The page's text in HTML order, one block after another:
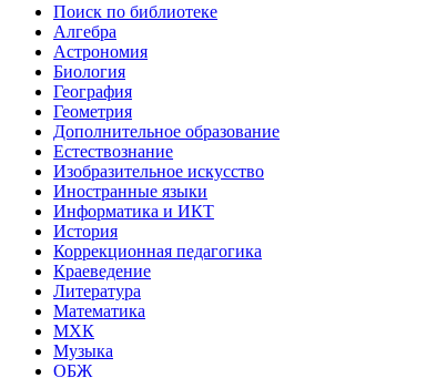
Поиск по библиотеке
Алгебра
Астрономия
Биология
География
Геометрия
Дополнительное образование
Естествознание
Изобразительное искусство
Иностранные языки
Информатика и ИКТ
История
Коррекционная педагогика
Краеведение
Литература
Математика
МХК
Музыка
ОБЖ